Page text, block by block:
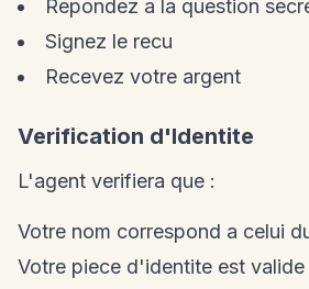
Repondez a la question
Signez le recu
Recevez votre argent
Verification d'Identite
L'agent verifiera que :
Votre nom correspond a celui
Votre piece d'identite est valide